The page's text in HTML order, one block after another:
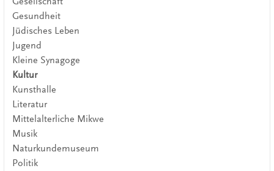
Gesundheit
Jüdisches Leben
Jugend
Kleine Synagoge
Kultur
Kunsthalle
Literatur
Mittelalterliche Mikwe
Musik
Naturkundemuseum
Politik